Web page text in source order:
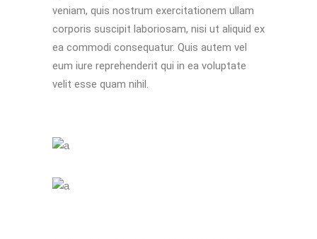
veniam, quis nostrum exercitationem ullam
corporis suscipit laboriosam, nisi ut aliquid ex
ea commodi consequatur. Quis autem vel
eum iure reprehenderit qui in ea voluptate
velit esse quam nihil.